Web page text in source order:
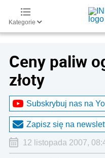
Kategorie
Ceny paliw
złoty
Subskrybuj nas na
Zapisz się na
12 listopada 2007,